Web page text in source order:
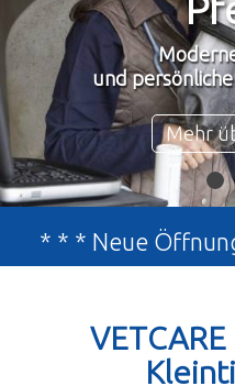
Kleintiere
Notfall
Über uns
Jubiläum
News
Anmeldung
Diagnostik und
Mehr
* * Neue